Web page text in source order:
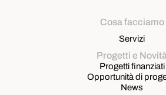
Cosa facciamo
Servizi
Progetti e
Progetti finanziati
Opportunità di
News